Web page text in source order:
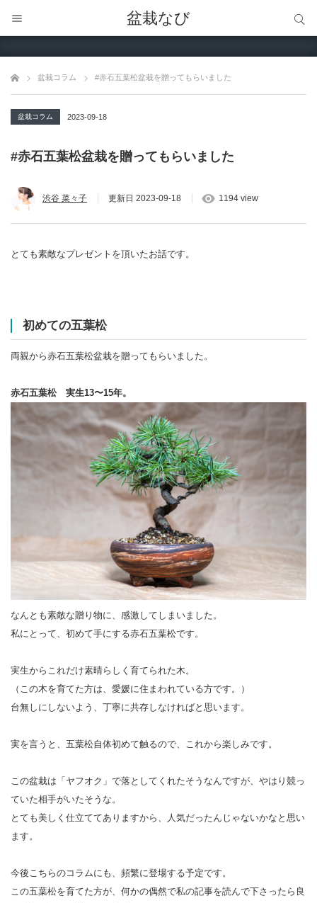
盆栽なび
盆栽コラム #赤石五葉松盆栽を贈ってもらいました
盆栽コラム 2023-09-18
#赤石五葉松盆栽を贈ってもらいました
渋谷 菜々子 更新日 2023-09-18 1194 view
とても素敵なプレゼントを頂いたお話です。
初めての五葉松
両親から赤石五葉松盆栽を贈ってもらいました。
赤石五葉松 実生13〜15年。
なんとも素敵な贈り物に、感激してしまいました。
私にとって、初めて手にする赤石五葉松です。
実生からこれだけ素晴らしく育てられた木。
（この木を育てた方は、愛媛に住まわれている方です。）
台無しにしないよう、丁寧に共存しなければと思います。
実を言うと、五葉松自体初めて触るので、これから楽しみです。
この盆栽は「ヤフオク」で落としてくれたそうなんですが、やはり競っ
ていた相手がいたそうな。
とても美しく仕立ててありますから、人気だったんじゃないかなと思い
ます。
今後こちらのコラムにも、頻繁に登場する予定です。
この五葉松を育てた方が、何かの偶然で私の記事を読んで下さったら良
サイト内検索